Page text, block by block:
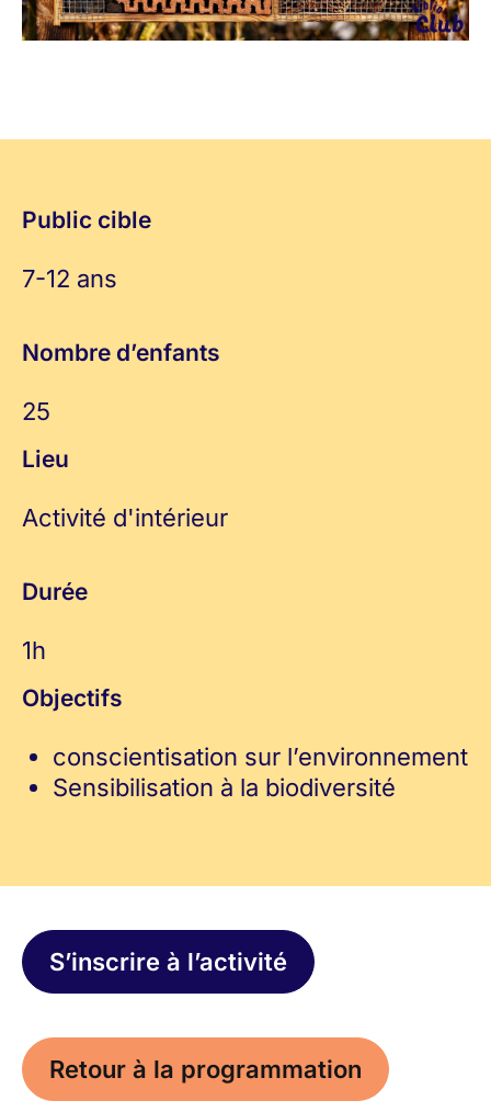
Public cible
7-12 ans
Nombre d’enfants
25
Lieu
Activité d'intérieur
Durée
1h
Objectifs
conscientisation sur l’environnement
Sensibilisation à la biodiversité
S’inscrire à l’activité
Retour à la programmation